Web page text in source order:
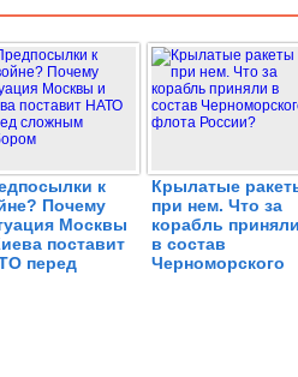
к
Почему
Москвы
поставит
перед
Крылатые
при нем. Что за
корабль
в состав
Черноморского